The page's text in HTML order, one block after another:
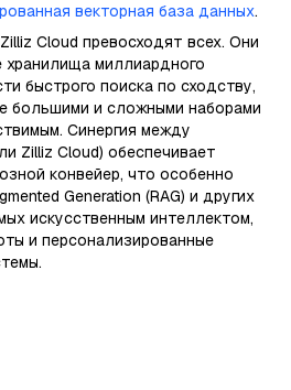
векторная база данных.
Cloud превосходят всех. Они
хранилища миллиардного
быстрого поиска по сходству,
большими и сложными наборами
Синергия между
Zilliz Cloud) обеспечивает
конвейер, что особенно
Generation (RAG) и других
искусственным интеллектом,
и персонализированные